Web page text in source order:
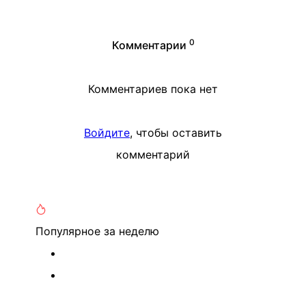
Комментарии 0
Комментариев пока нет
Войдите, чтобы оставить
комментарий
Популярное за неделю